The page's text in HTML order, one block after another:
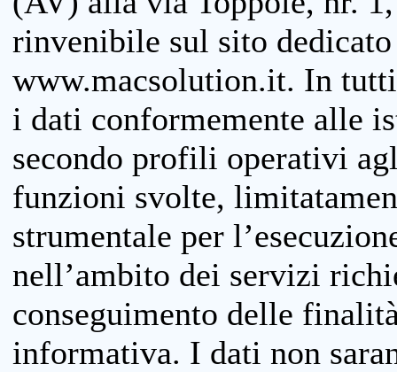
rinvenibile sul sito
www.macsolution.it. In
i dati conformemente alle
secondo profili operativi
funzioni svolte,
strumentale per
nell’ambito dei servizi
conseguimento delle
informativa. I dati non